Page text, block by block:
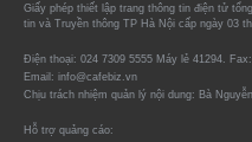
Giấy phép thiết lập trang thông tin điện tử
tin và Truyền thông TP Hà Nội cấp ngày 03
Điện thoại: 024 7309 5555 Máy lẻ 41294.
Email: info@cafebiz.vn
Chịu trách nhiệm quản lý nội dung: Bà
Hỗ trợ quảng cáo: